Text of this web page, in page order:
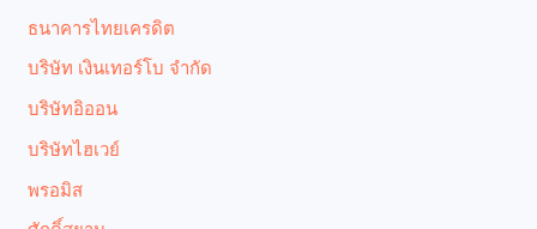
ธนาคารไทยเครดิต
บริษัท เงินเทอร์โบ จำกัด
บริษัทอิออน
บริษัทไฮเวย์
พรอมิส